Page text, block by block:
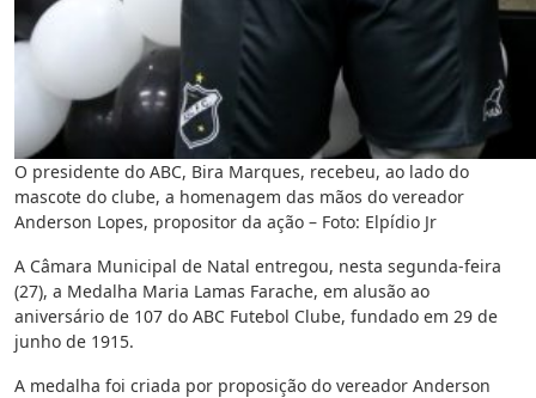
O presidente do ABC, Bira Marques, recebeu, ao lado do
mascote do clube, a homenagem das mãos do vereador
Anderson Lopes, propositor da ação – Foto: Elpídio Jr
A Câmara Municipal de Natal entregou, nesta segunda-feira
(27), a Medalha Maria Lamas Farache, em alusão ao
aniversário de 107 do ABC Futebol Clube, fundado em 29 de
junho de 1915.
A medalha foi criada por proposição do vereador Anderson